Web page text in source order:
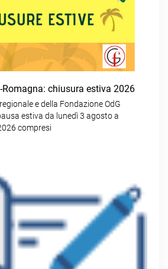
Romagna: chiusura estiva 2026
e della Fondazione OdG
estiva da lunedì 3 agosto a
compresi